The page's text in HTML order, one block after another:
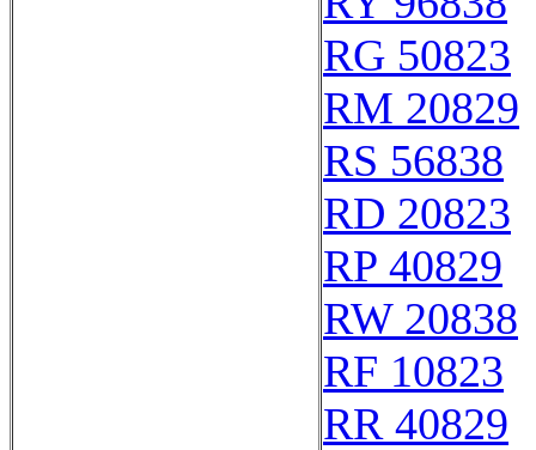
RG 50823
RM 20829
RS 56838
RD 20823
RP 40829
RW 20838
RF 10823
RR 40829